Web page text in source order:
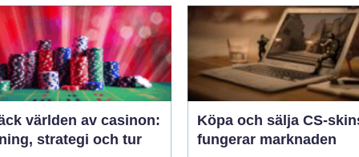
världen av casinon:
strategi och tur
Köpa och sälja CS-
fungerar marknaden